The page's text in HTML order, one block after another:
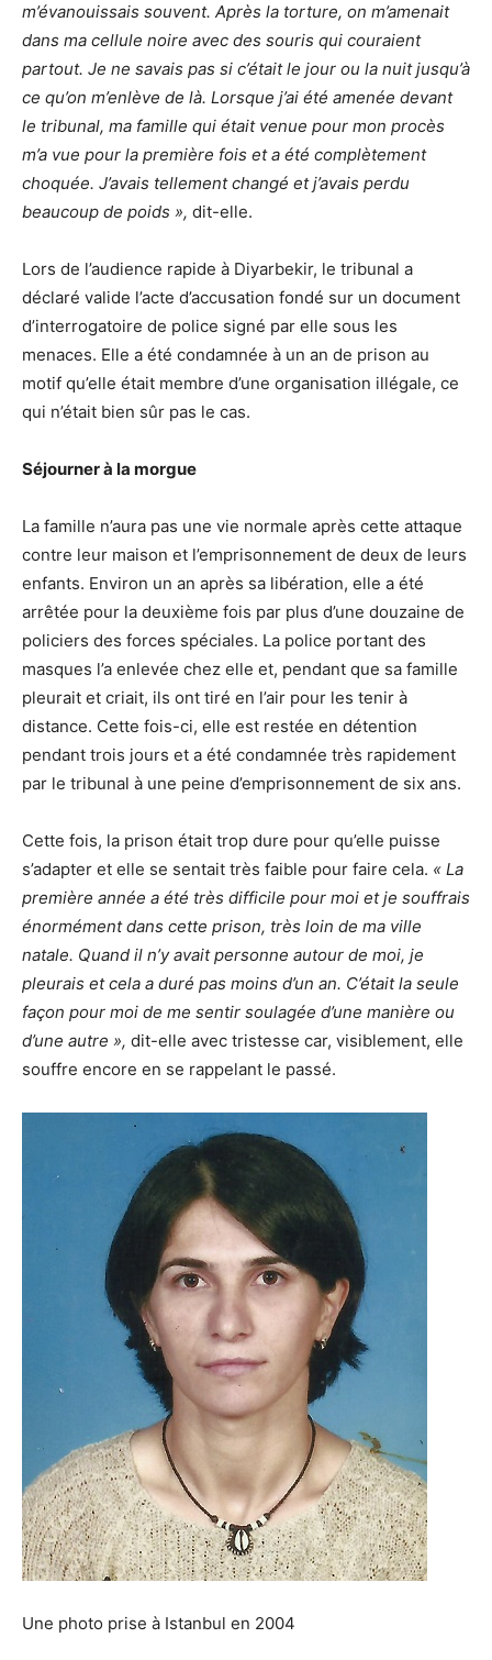
m’évanouissais souvent. Après la torture, on m’amenait
dans ma cellule noire avec des souris qui couraient
partout. Je ne savais pas si c’était le jour ou la nuit jusqu’à
ce qu’on m’enlève de là. Lorsque j’ai été amenée devant
le tribunal, ma famille qui était venue pour mon procès
m’a vue pour la première fois et a été complètement
choquée. J’avais tellement changé et j’avais perdu
beaucoup de poids », dit-elle.
Lors de l’audience rapide à Diyarbekir, le tribunal a
déclaré valide l’acte d’accusation fondé sur un document
d’interrogatoire de police signé par elle sous les
menaces. Elle a été condamnée à un an de prison au
motif qu’elle était membre d’une organisation illégale, ce
qui n’était bien sûr pas le cas.
Séjourner à la morgue
La famille n’aura pas une vie normale après cette attaque
contre leur maison et l’emprisonnement de deux de leurs
enfants. Environ un an après sa libération, elle a été
arrêtée pour la deuxième fois par plus d’une douzaine de
policiers des forces spéciales. La police portant des
masques l’a enlevée chez elle et, pendant que sa famille
pleurait et criait, ils ont tiré en l’air pour les tenir à
distance. Cette fois-ci, elle est restée en détention
pendant trois jours et a été condamnée très rapidement
par le tribunal à une peine d’emprisonnement de six ans.
Cette fois, la prison était trop dure pour qu’elle puisse
s’adapter et elle se sentait très faible pour faire cela. « La
première année a été très difficile pour moi et je souffrais
énormément dans cette prison, très loin de ma ville
natale. Quand il n’y avait personne autour de moi, je
pleurais et cela a duré pas moins d’un an. C’était la seule
façon pour moi de me sentir soulagée d’une manière ou
d’une autre », dit-elle avec tristesse car, visiblement, elle
souffre encore en se rappelant le passé.
Une photo prise à Istanbul en 2004